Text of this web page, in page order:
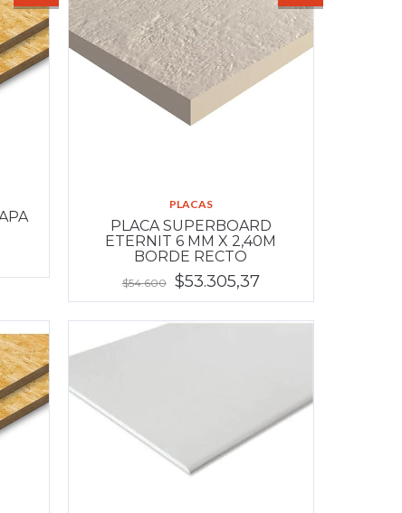
PLACAS
PLACA SUPERBOARD
ETERNIT 6 MM X 2,40M
BORDE RECTO
$54.600 $53.305,37